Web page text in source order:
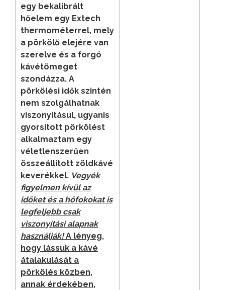
egy bekalibrált
hőelem egy Extech
thermométerrel, mely
a pörkölő elejére van
szerelve és a forgó
kávétömeget
szondázza. A
pörkölési idők szintén
nem szolgálhatnak
viszonyításul, ugyanis
gyorsított pörkölést
alkalmaztam egy
véletlenszerűen
összeállított zöldkávé
keverékkel. Vegyék
figyelmen kívül az
időket és a hőfokokat is
legfeljebb csak
viszonyítási alapnak
használják!A lényeg,
hogy lássuk a kávé
átalakulását a
pörkölés közben,
annak érdekében,